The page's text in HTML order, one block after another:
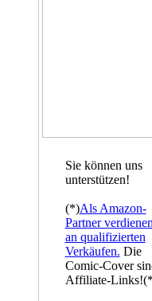
Sie können uns
unterstützen!
(*)Als Amazon-
Partner
an qualifizierten
Verkäufen. Die
Comic-Cover
Affiliate-